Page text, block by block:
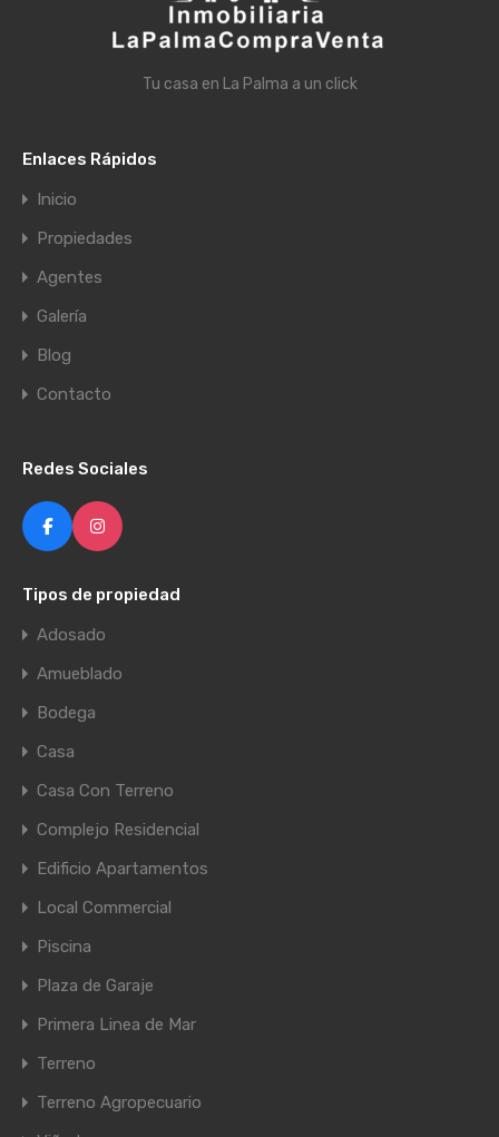
Tu casa en La Palma a un click
Enlaces Rápidos
Inicio
Propiedades
Agentes
Galería
Blog
Contacto
Redes Sociales
Tipos de propiedad
Adosado
Amueblado
Bodega
Casa
Casa Con Terreno
Complejo Residencial
Edificio Apartamentos
Local Commercial
Piscina
Plaza de Garaje
Primera Linea de Mar
Terreno
Terreno Agropecuario